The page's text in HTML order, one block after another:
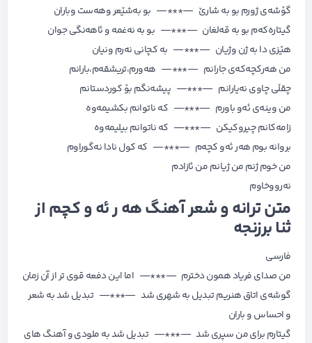
گۆشەی ژورم بو بە شارێ —***— بو بەشێعر وهەست وباران
گیتارەکەم بو بە قەلغان —***— بو بە نەغمە و ئاهەنگی جوان
هێزی دا بە ژن وژیان —***— بە کچانی نەرم ونیان
من هەرکچەکەی جارانم —***— هەورم،تریشقەم،بارانم
چقڵی چاوی نەیارانم —***— پیشەنگم بۆ کوردستانم
من وینه‌ی ئه‌و باورم —***— که ناتوانم بکشیمه‌وه
زامه‌کانم چیروکیکن —***— که ناتوانم بیلیمه‌وه
بروانه بوم هه‌ر ئه‌و کچه‌م —***— که کول نادا نه‌گوراوم
من خوم ژنم من ژیانم من ئازادم
نه‌رووخاوم
متن ترانه و شعر آهنگهه ر ئه و کچماز
ثنا برزنجه
فارسی
من صدای فریاد همون دخترم —***— اما این دفعه قوی تر از آن زمان
گوشه‌ی اتاق هنریم تبدیل به شهری شد —***— تبدیل شد به شعر
و احساس و باران
گیتارم برای من سپری شد —***— تبدیل شد به ملودی و آهنگ های